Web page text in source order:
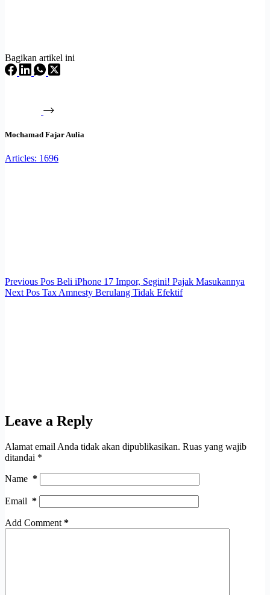
Bagikan artikel ini
Mochamad Fajar Aulia
Articles: 1696
Previous Pos Beli iPhone 17 Impor, Segini! Pajak Masukannya
NextPos Tax Amnesty Berulang Tidak Efektif
Leave a Reply
Alamat email Anda tidak akan dipublikasikan. Ruas yang wajib
ditandai *
Name *
Email *
Add Comment *